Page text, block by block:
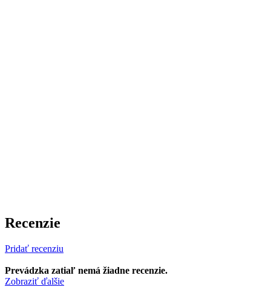
Recenzie
Pridať recenziu
Prevádzka zatiaľ nemá žiadne recenzie.
Zobraziť ďalšie